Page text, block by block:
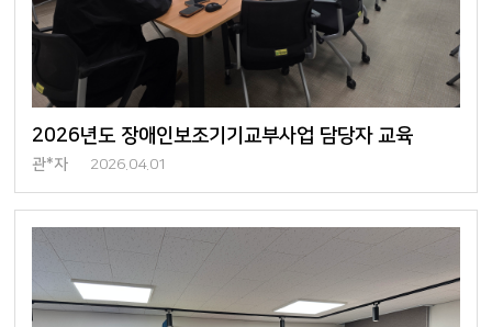
2026년도 장애인보조기기교부사업 담당자 교육
관*자 2026.04.01